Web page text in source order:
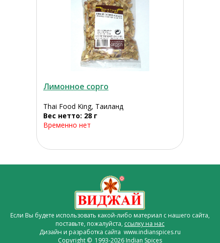
Лимонное сорго
Thai Food King, Таиланд
Вес нетто: 28 г
Временно нет
Если Вы будете использовать какой-либо материал с нашего сайта,
поставьте, пожалуйста, ссылку на нас
Дизайн и разработка сайта www.indianspices.ru
Copyright © 1993-2026 Indian Spices